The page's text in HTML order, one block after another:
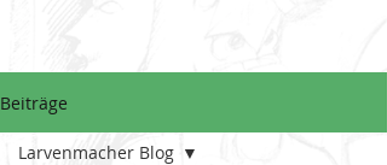
Beiträge
Larvenmacher Blog